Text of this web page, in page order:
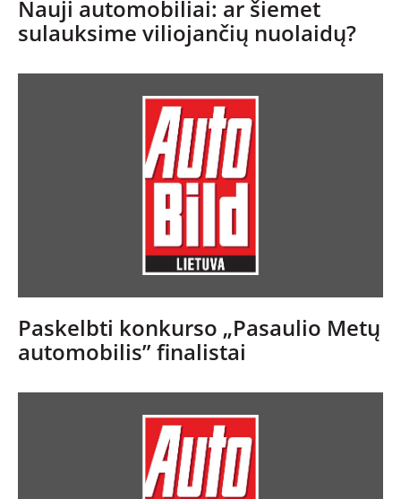
NAUDOTI
REPORTAŽAI
SPORTAS
PATARIMAI
ĮVAIRENYBĖS
Nauji automobiliai: ar šiemet
sulauksime viliojančių nuolaidų?
Paskelbti konkurso „Pasaulio Metų
automobilis” finalistai